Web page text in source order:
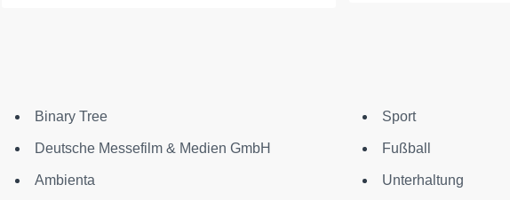
Binary Tree
Deutsche Messefilm & Medien GmbH
Ambienta
Sport
Fußball
Unterhaltung